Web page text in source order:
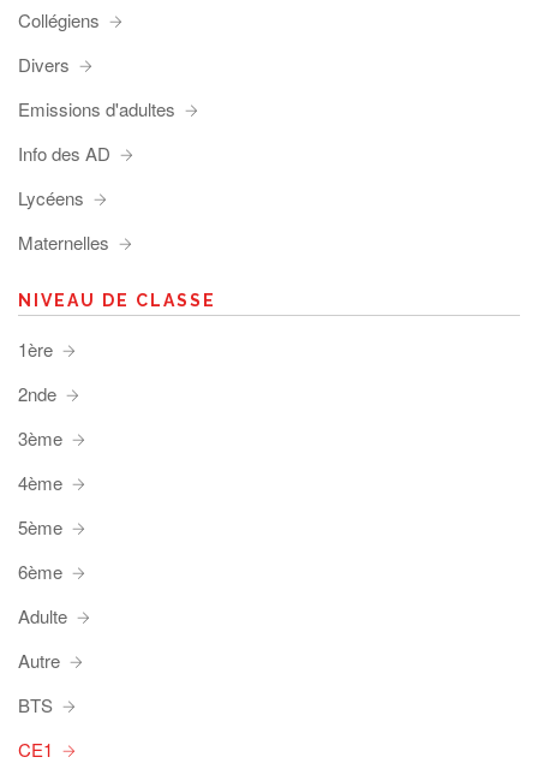
Collégiens
Divers
Emissions d'adultes
Info des AD
Lycéens
Maternelles
NIVEAU DE CLASSE
1ère
2nde
3ème
4ème
5ème
6ème
Adulte
Autre
BTS
CE1